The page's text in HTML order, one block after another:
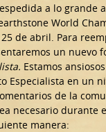
a lo grande
World
de abril. Para
un nuevo
. Estamos
Especialista en un
de la
necesario durante
manera: